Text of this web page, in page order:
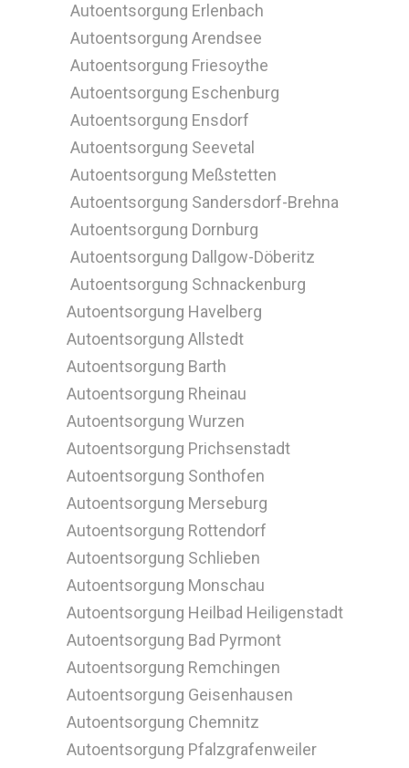
Autoentsorgung Erlenbach
Autoentsorgung Arendsee
Autoentsorgung Friesoythe
Autoentsorgung Eschenburg
Autoentsorgung Ensdorf
Autoentsorgung Seevetal
Autoentsorgung Meßstetten
Autoentsorgung Sandersdorf-Brehna
Autoentsorgung Dornburg
Autoentsorgung Dallgow-Döberitz
Autoentsorgung Schnackenburg
Autoentsorgung Havelberg
Autoentsorgung Allstedt
Autoentsorgung Barth
Autoentsorgung Rheinau
Autoentsorgung Wurzen
Autoentsorgung Prichsenstadt
Autoentsorgung Sonthofen
Autoentsorgung Merseburg
Autoentsorgung Rottendorf
Autoentsorgung Schlieben
Autoentsorgung Monschau
Autoentsorgung Heilbad Heiligenstadt
Autoentsorgung Bad Pyrmont
Autoentsorgung Remchingen
Autoentsorgung Geisenhausen
Autoentsorgung Chemnitz
Autoentsorgung Pfalzgrafenweiler